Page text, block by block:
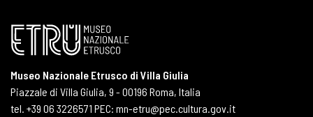
Museo Nazionale Etrusco di Villa Giulia
Piazzale di Villa Giulia, 9 - 00196 Roma, Italia
tel. +39 06 3226571 PEC: mn-etru@pec.cultura.gov.it